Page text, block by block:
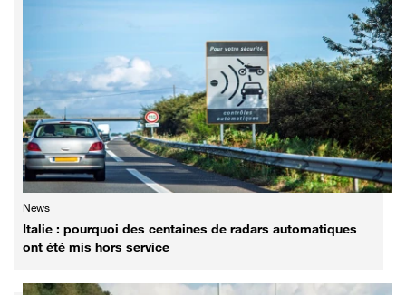
News
Italie : pourquoi des centaines de radars automatiques
ont été mis hors service